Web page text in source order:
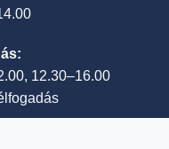
12.30–16.00